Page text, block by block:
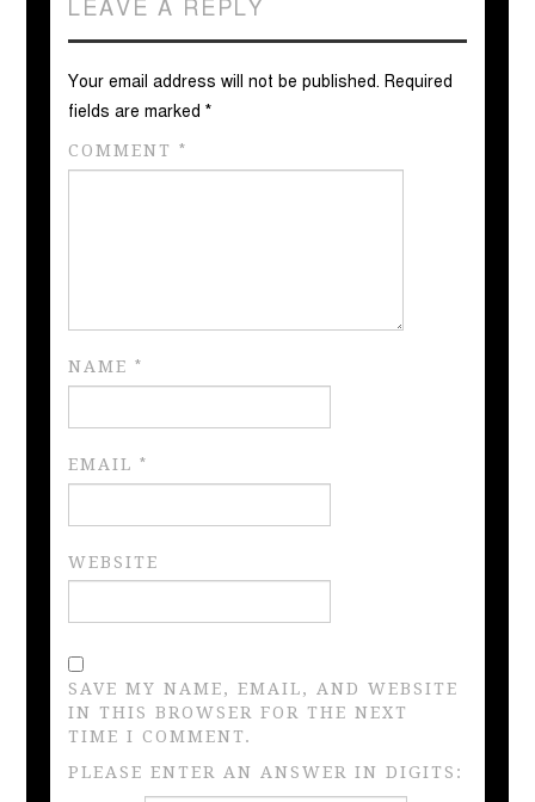
LEAVE A REPLY
Your email address will not be published. Required
fields are marked*
COMMENT*
NAME*
EMAIL*
WEBSITE
SAVE MY NAME, EMAIL, AND WEBSITE
IN THIS BROWSER FOR THE NEXT
TIME I COMMENT.
PLEASE ENTER AN ANSWER IN DIGITS: